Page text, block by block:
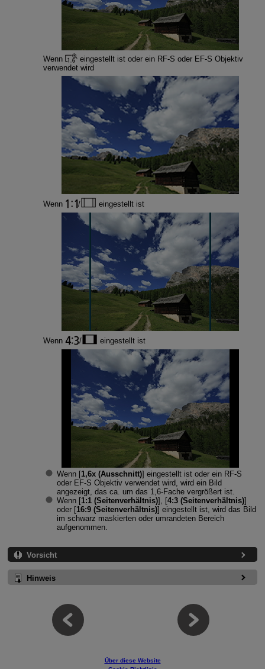
Wenn eingestellt ist oder ein RF-S oder EF-S Objektiv
verwendet wird
Wenn / eingestellt ist
Wenn / eingestellt ist
Wenn [1,6x (Ausschnitt)] eingestellt ist oder ein RF-S
oder EF-S Objektiv verwendet wird, wird ein Bild
angezeigt, das ca. um das 1,6-Fache vergrößert ist.
Wenn [1:1 (Seitenverhältnis)], [4:3 (Seitenverhältnis)]
oder [16:9 (Seitenverhältnis)] eingestellt ist, wird das Bild
im schwarz maskierten oder umrandeten Bereich
aufgenommen.
Vorsicht
Hinweis
Über diese Website